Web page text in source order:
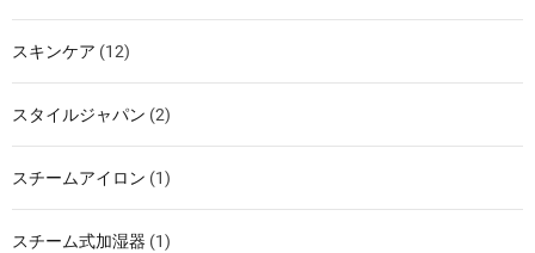
スキンケア (12)
スタイルジャパン (2)
スチームアイロン (1)
スチーム式加湿器 (1)